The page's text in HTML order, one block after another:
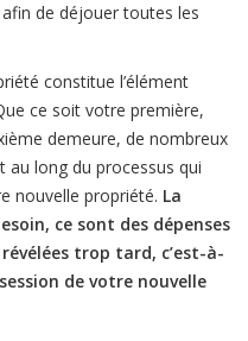
de déjouer toutes les
constitue l’élément
ce soit votre première,
demeure, de nombreux
long du processus qui
nouvelle propriété. La
ce sont des dépenses
trop tard, c’est-à-
de votre nouvelle